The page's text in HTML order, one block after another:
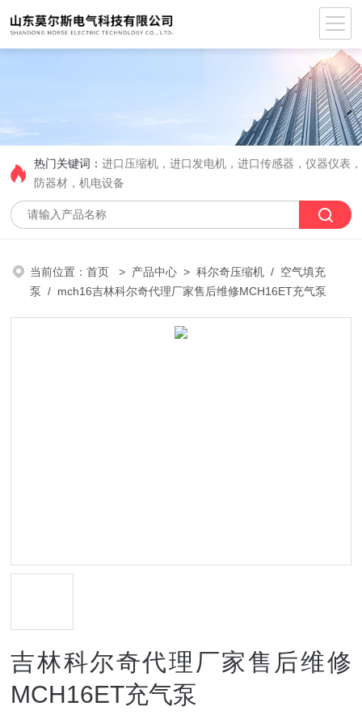
热门关键词：进口压缩机，进口发电机，进口传感器，仪器仪表
防器材，机电设备
当前位置：首页 > 产品中心 >科尔奇压缩机 / 空气填充
泵 / mch16吉林科尔奇代理厂家售后维修MCH16ET充气泵
吉林科尔奇代理厂家售后维修
MCH16ET充气泵